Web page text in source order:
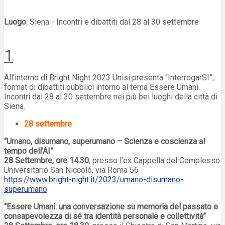
Luogo: Siena - Incontri e dibattiti dal 28 al 30 settembre
1
All’interno di Bright Night 2023 Unisi presenta “InterrogarSI”,
format di dibattiti pubblici intorno al tema Essere Umani.
Incontri dal 28 al 30 settembre nei più bei luoghi della città di
Siena.
28 settembre
“Umano, disumano, superumano – Scienza e coscienza al
tempo dell’AI”
28 Settembre, ore 14.30, presso l’ex Cappella del Complesso
Universitario San Niccolò, via Roma 56
https://www.bright-night.it/2023/umano-disumano-
superumano
“Essere Umani: una conversazione su memoria del passato e
consapevolezza di sé tra identità personale e collettività”